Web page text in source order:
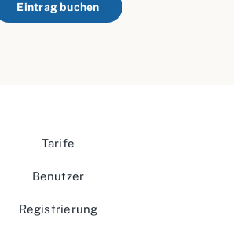
Eintrag buchen
Tarife
Benutzer
Registrierung